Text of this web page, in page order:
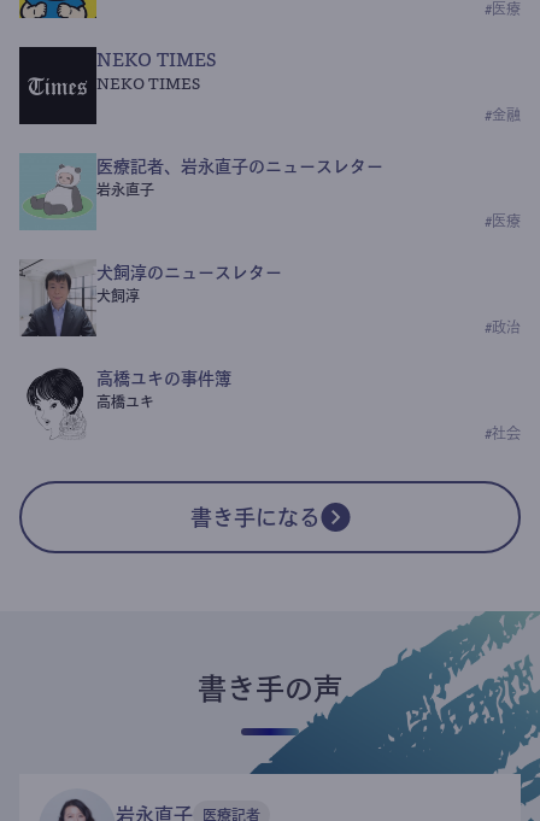
# 医療
NEKO TIMES
NEKO TIMES
#金融
医療記者、岩永直子のニュースレター
岩永直子
# 医療
犬飼淳のニュースレター
犬飼淳
#政治
高橋ユキの事件簿
高橋ユキ
#社会
書き手になる
書き手の声
岩永直子 医療記者